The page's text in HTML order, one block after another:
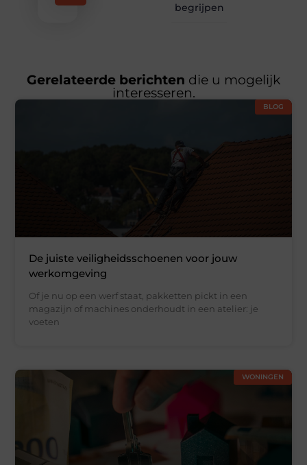
begrijpen
Gerelateerde berichten die u mogelijk
interesseren.
BLOG
De juiste veiligheidsschoenen voor jouw
werkomgeving
Of je nu op een werf staat, pakketten pickt in een
magazijn of machines onderhoudt in een atelier: je
voeten
WONINGEN